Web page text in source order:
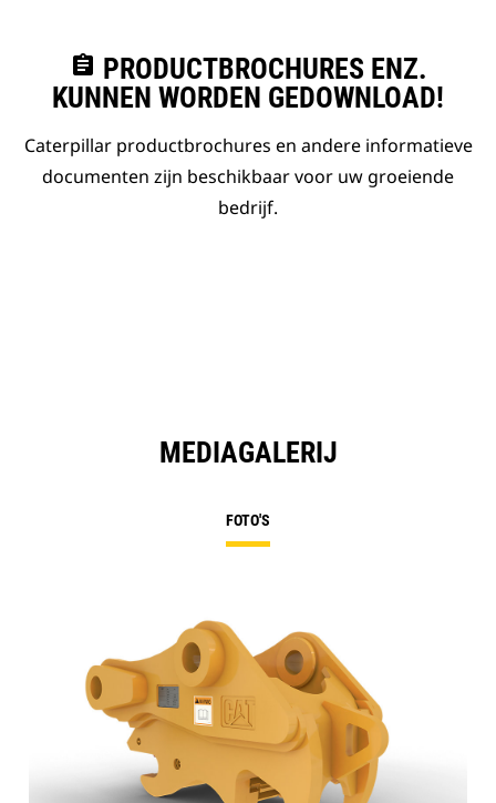
assignment PRODUCTBROCHURES ENZ.
KUNNEN WORDEN GEDOWNLOAD!
Caterpillar productbrochures en andere informatieve
documenten zijn beschikbaar voor uw groeiende
bedrijf.
MEDIAGALERIJ
FOTO'S